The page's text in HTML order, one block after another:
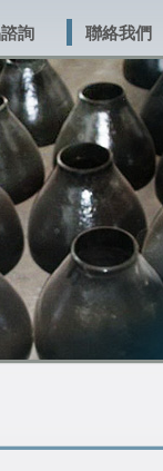
詢 聯絡我們